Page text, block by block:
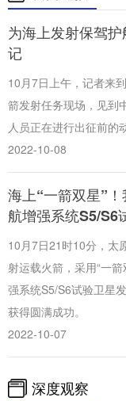
为海上发射保驾
记
10月7日上午，记者来
箭发射任务现场，见到
人员正在进行出征前的
2022-10-08
海上“一箭双星”
航增强系统S5/S6
10月7日21时10分，太
射运载火箭，采用“一
强系统S5/S6试验卫星
获得圆满成功。
2022-10-07
深度观察